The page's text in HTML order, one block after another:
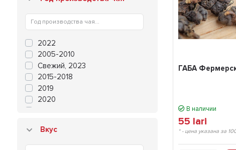
2022
2005-2010
Свежий, 2023
2015-2018
2019
2020
Свежий, 2024
Свежий, 2025
Вкус
ГАБА
В наличии
55 lari
* - цена указана за